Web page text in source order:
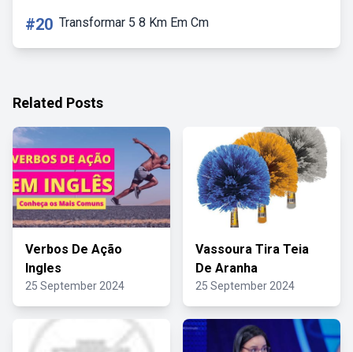
#20 Transformar 5 8 Km Em Cm
Related Posts
Verbos De Ação
Ingles
25 September 2024
Vassoura Tira Teia
De Aranha
25 September 2024